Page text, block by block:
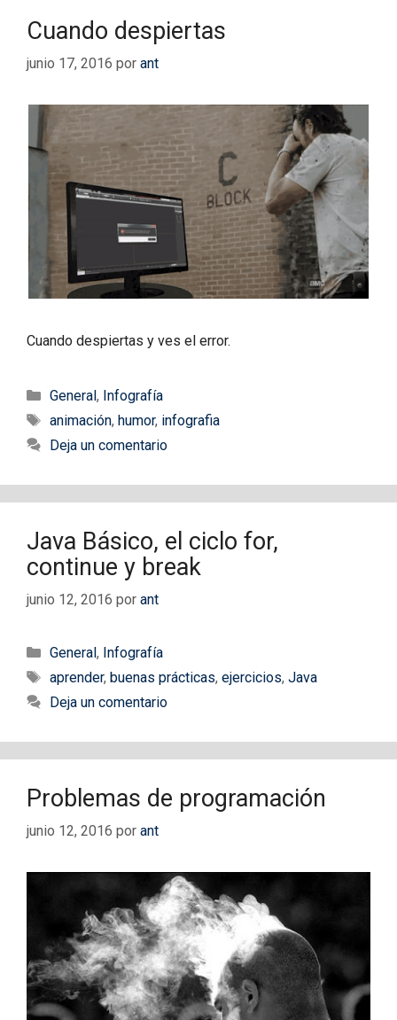
Cuando despiertas
junio 17, 2016 por ant
Cuando despiertas y ves el error.
Categorías
General, Infografía
Etiquetas
animación, humor, infografia
Deja un comentario
Java Básico, el ciclo for,
continue y break
junio 12, 2016 por ant
Categorías
General, Infografía
Etiquetas
aprender, buenas prácticas, ejercicios, Java
Deja un comentario
Problemas de programación
junio 12, 2016 por ant